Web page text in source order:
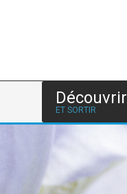
Découvrir
ET SORTIR